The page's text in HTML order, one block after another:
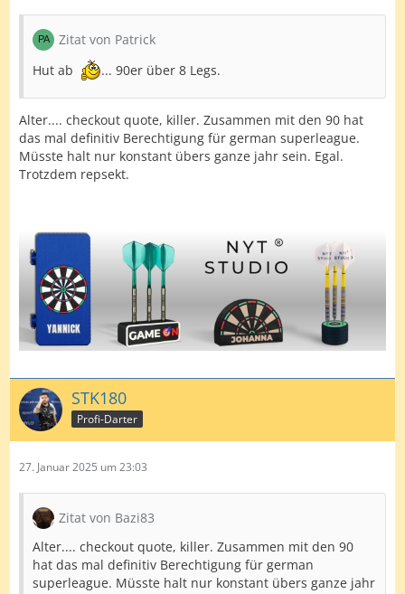
Zitat von Patrick
Hut ab
... 90er über 8 Legs.
Alter.... checkout quote, killer. Zusammen mit den 90 hat
das mal definitiv Berechtigung für german superleague.
Müsste halt nur konstant übers ganze jahr sein. Egal.
Trotzdem repsekt.
STK180
Profi-Darter
27. Januar 2025 um 23:03
Zitat von Bazi83
Alter.... checkout quote, killer. Zusammen mit den 90
hat das mal definitiv Berechtigung für german
superleague. Müsste halt nur konstant übers ganze jahr